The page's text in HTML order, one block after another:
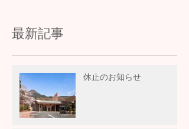
最新記事
休止のお知らせ